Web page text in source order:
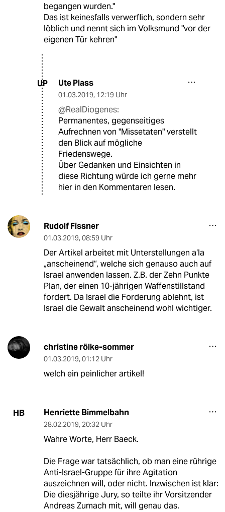
begangen wurden."
Das ist keinesfalls verwerflich, sondern sehr
löblich und nennt sich im Volksmund "vor der
eigenen Tür kehren"
UP Ute Plass
01.03.2019, 12:19 Uhr
@RealDiogenes:
Permanentes, gegenseitiges
Aufrechnen von "Missetaten" verstellt
den Blick auf mögliche
Friedenswege.
Über Gedanken und Einsichten in
diese Richtung würde ich gerne mehr
hier in den Kommentaren lesen.
Rudolf Fissner
01.03.2019, 08:59 Uhr
Der Artikel arbeitet mit Unterstellungen a‘la
„anscheinend“, welche sich genauso auch auf
Israel anwenden lassen. Z.B. der Zehn Punkte
Plan, der einen 10-jährigen Waffenstillstand
fordert. Da Israel die Forderung ablehnt, ist
Israel die Gewalt anscheinend wohl wichtiger.
christine rölke-sommer
01.03.2019, 01:12 Uhr
welch ein peinlicher artikel!
HB Henriette Bimmelbahn
28.02.2019, 20:32 Uhr
Wahre Worte, Herr Baeck.
Die Frage war tatsächlich, ob man eine rührige
Anti-Israel-Gruppe für ihre Agitation
auszeichnen will, oder nicht. Inzwischen ist klar:
Die diesjährige Jury, so teilte ihr Vorsitzender
Andreas Zumach mit, will genau das.